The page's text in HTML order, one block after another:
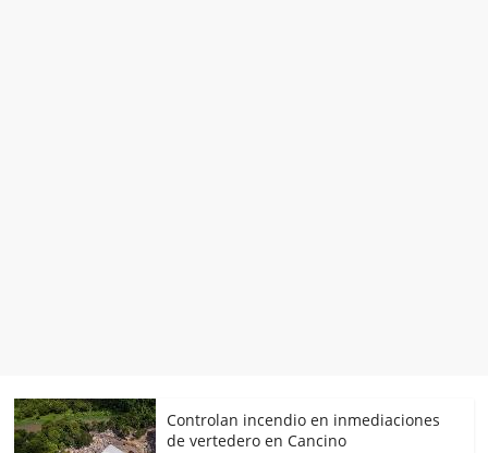
Controlan incendio en inmediaciones
de vertedero en Cancino